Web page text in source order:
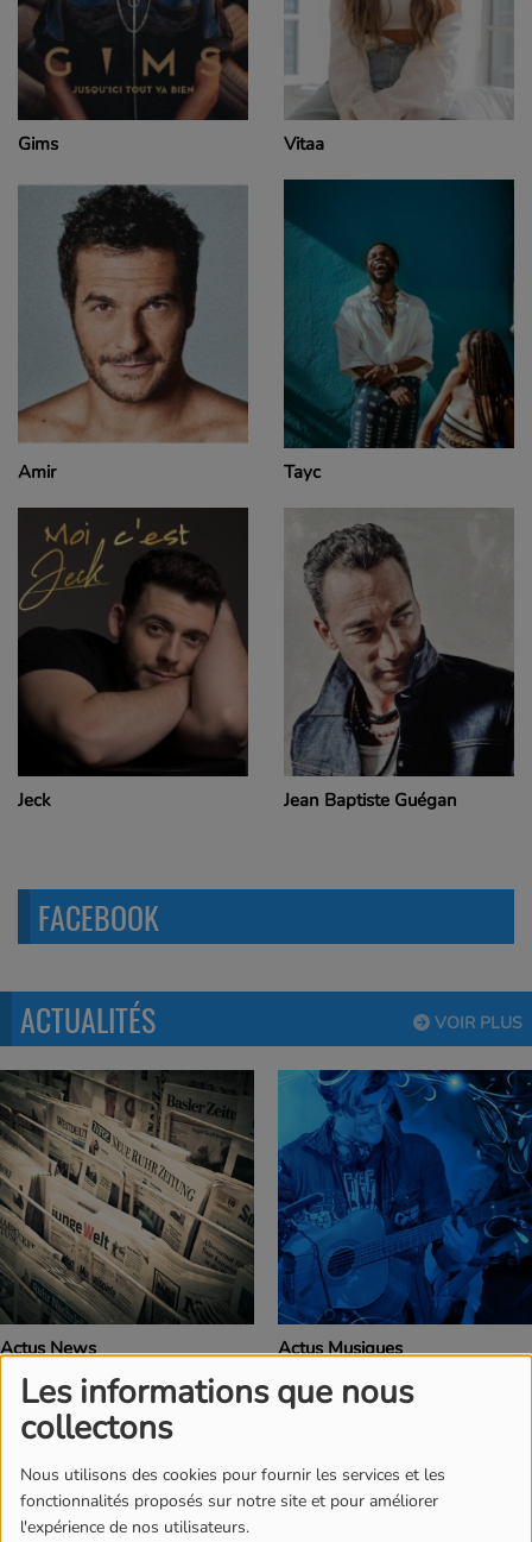
Les informations que nous
collectons
Nous utilisons des cookies pour fournir les services et les
fonctionnalités proposés sur notre site et pour améliorer
l'expérience de nos utilisateurs.
Gims Vitaa
Amir Tayc
Jeck Jean Baptiste Guégan
FACEBOOK
VOIR PLUS
ACTUALITÉS
Actus News Actus Musiques